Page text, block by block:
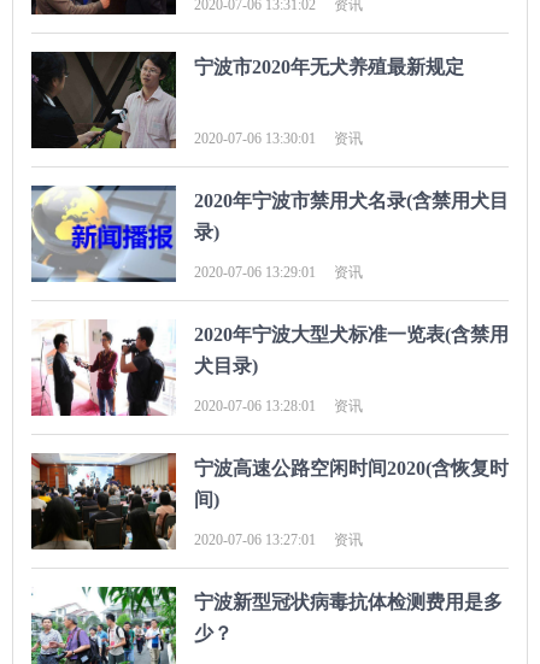
2020-07-06 13:31:02 资讯
宁波市2020年无犬养殖最新规定
2020-07-06 13:30:01 资讯
2020年宁波市禁用犬名录(含禁用犬目
录)
2020-07-06 13:29:01 资讯
2020年宁波大型犬标准一览表(含禁用
犬目录)
2020-07-06 13:28:01 资讯
宁波高速公路空闲时间2020(含恢复时
间)
2020-07-06 13:27:01 资讯
宁波新型冠状病毒抗体检测费用是多
少？